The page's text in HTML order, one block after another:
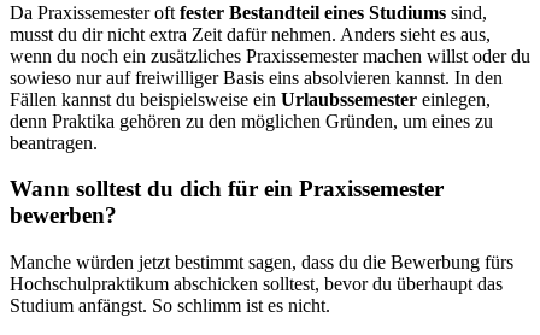
Da Praxissemester oft fester Bestandteil eines Studiums sind,
musst du dir nicht extra Zeit dafür nehmen. Anders sieht es aus,
wenn du noch ein zusätzliches Praxissemester machen willst oder du
sowieso nur auf freiwilliger Basis eins absolvieren kannst. In den
Fällen kannst du beispielsweise ein Urlaubssemester einlegen,
denn Praktika gehören zu den möglichen Gründen, um eines zu
beantragen.
Wann solltest du dich für ein Praxissemester
bewerben?
Manche würden jetzt bestimmt sagen, dass du die Bewerbung fürs
Hochschulpraktikum abschicken solltest, bevor du überhaupt das
Studium anfängst. So schlimm ist es nicht.